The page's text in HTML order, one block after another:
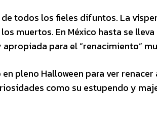
todos los fieles difuntos. La
muertos. En México hasta se
para el “renacimiento”
pleno Halloween para ver renacer
como su estupendo y